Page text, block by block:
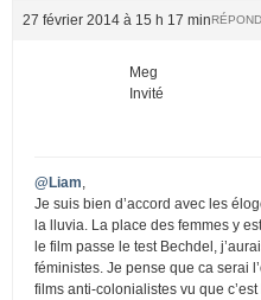
27 février 2014 à 15 h 17 min
Meg
Invité
@Liam
Je suis bien d’accord avec les
la lluvia. La place des femmes y
le film passe le test Bechdel,
féministes. Je pense que ca serai
films anti-colonialistes vu que